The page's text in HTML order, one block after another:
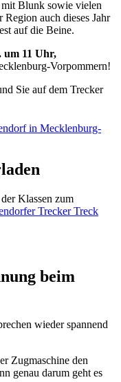
Blunk sowie vielen
auch dieses Jahr
auf die Beine.
um 11 Uhr,
Vorpommern!
Sie auf dem Trecker
Klassen zum
Trecker Treck
beim
wieder spannend
Zugmaschine den
genau darum geht es